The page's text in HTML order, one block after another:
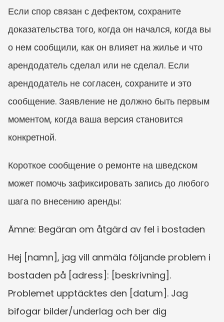
Если спор связан с дефектом, сохраните
доказательства того, когда он начался, когда вы
о нем сообщили, как он влияет на жилье и что
арендодатель сделал или не сделал. Если
арендодатель не согласен, сохраните и это
сообщение. Заявление не должно быть первым
моментом, когда ваша версия становится
конкретной.
Короткое сообщение о ремонте на шведском
может помочь зафиксировать запись до любого
шага по внесению аренды:
Ämne: Begäran om åtgärd av fel i bostaden
Hej [namn], jag vill anmäla följande problem i
bostaden på [adress]: [beskrivning].
Problemet upptäcktes den [datum]. Jag
bifogar bilder/underlag och ber dig